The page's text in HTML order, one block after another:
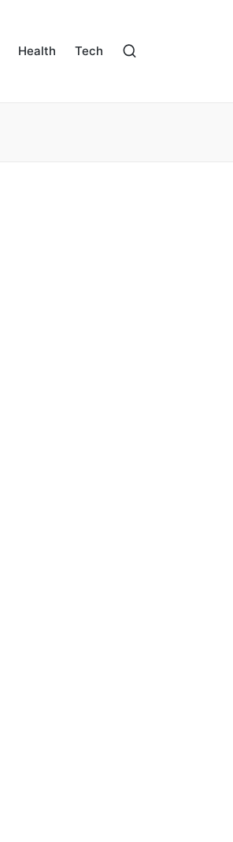
Health Tech